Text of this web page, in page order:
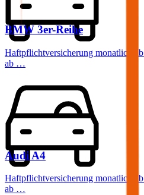
BMW 3er-Reihe
Haftpflichtversicherung monatlich ab
ab …
Audi A4
Haftpflichtversicherung monatlich ab
ab …